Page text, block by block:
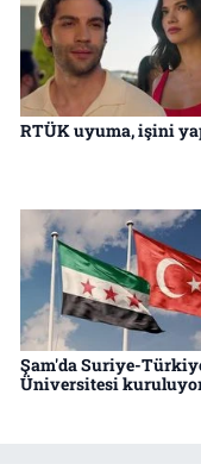
RTÜK uyuma, işini
Şam'da Suriye-
Üniversitesi